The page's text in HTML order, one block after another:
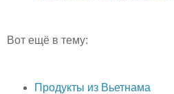
Вот ещё в тему:
Продукты из Вьетнама